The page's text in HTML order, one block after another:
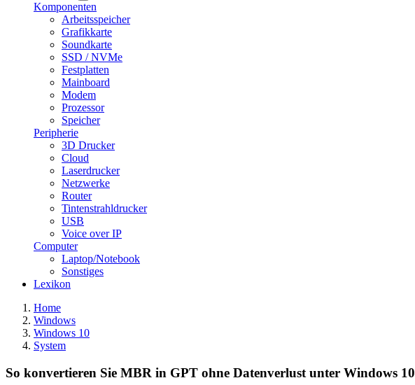
Komponenten
Arbeitsspeicher
Grafikkarte
Soundkarte
SSD / NVMe
Festplatten
Mainboard
Modem
Prozessor
Speicher
Peripherie
3D Drucker
Cloud
Laserdrucker
Netzwerke
Router
Tintenstrahldrucker
USB
Voice over IP
Computer
Laptop/Notebook
Sonstiges
Lexikon
Home
Windows
Windows 10
System
So konvertieren Sie MBR in GPT ohne Datenverlust unter Windows 10